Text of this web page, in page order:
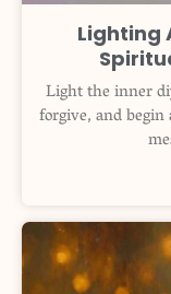
Lighting
Light the inner
forgive, and